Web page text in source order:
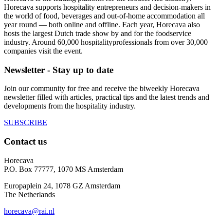
Horecava supports hospitality entrepreneurs and decision-makers in
the world of food, beverages and out-of-home accommodation all
year round — both online and offline. Each year, Horecava also
hosts the largest Dutch trade show by and for the foodservice
industry. Around 60,000 hospitalityprofessionals from over 30,000
companies visit the event.
Newsletter - Stay up to date
Join our community for free and receive the biweekly Horecava
newsletter filled with articles, practical tips and the latest trends and
developments from the hospitality industry.
SUBSCRIBE
Contact us
Horecava
P.O. Box 77777, 1070 MS Amsterdam
Europaplein 24, 1078 GZ Amsterdam
The Netherlands
horecava@rai.nl